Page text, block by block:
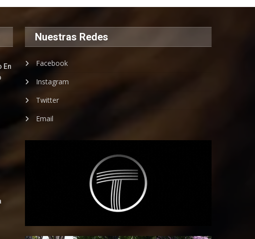
En
Nuestras Redes
Facebook
Instagram
Twitter
Email